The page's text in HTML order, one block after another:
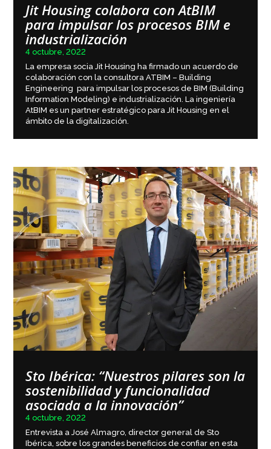
Jit Housing colabora con AtBIM
para impulsar los procesos BIM e
industrialización
4 octubre, 2022
La empresa socia Jit Housing ha firmado un acuerdo de
colaboración con la consultora ATBIM – Building
Engineering para impulsar los procesos de BIM (Building
Information Modeling) e industrialización. La ingeniería
AtBIM es un partner estratégico para Jit Housing en el
ámbito de la digitalización.
Sto Ibérica: “Nuestros pilares son la
sostenibilidad y funcionalidad
asociada a la innovación”
4 octubre, 2022
Entrevista a José Almagro, director general de Sto
Ibérica, sobre los grandes beneficios de confiar en esta